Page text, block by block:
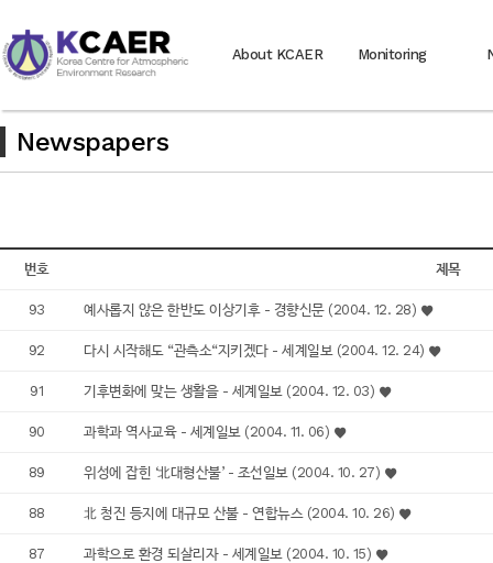
About KCAER Monitoring
Newspapers
번호 제목
93 예사롭지 않은 한반도 이상기후 - 경향신문 (2004. 12. 28)
92 다시 시작해도 “관측소“지키겠다 - 세계일보 (2004. 12. 24)
91 기후변화에 맞는 생활을 - 세계일보 (2004. 12. 03)
90 과학과 역사교육 - 세계일보 (2004. 11. 06)
89 위성에 잡힌 ‘北대형산불’ - 조선일보 (2004. 10. 27)
88 北 청진 등지에 대규모 산불 - 연합뉴스 (2004. 10. 26)
87 과학으로 환경 되살리자 - 세계일보 (2004. 10. 15)